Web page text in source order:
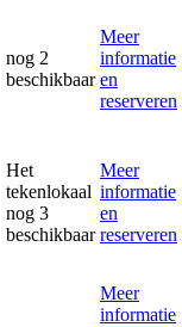
nog 2
beschikbaar
Meer
informatie
en
reserveren
Het
tekenlokaal
nog 3
beschikbaar
Meer
informatie
en
reserveren
Meer
informatie